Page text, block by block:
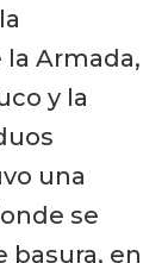
Armada,
y la
una
se
basura, en